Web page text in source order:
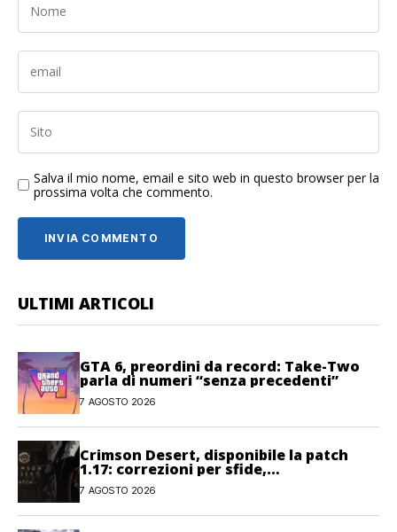
Salva il mio nome, email e sito web in questo browser per la
prossima volta che commento.
ULTIMI ARTICOLI
GTA 6, preordini da record: Take-Two
parla di numeri “senza precedenti”
7 AGOSTO 2026
Crimson Desert, disponibile la patch
1.17: correzioni per sfide,
combattimento e interfaccia
7 AGOSTO 2026